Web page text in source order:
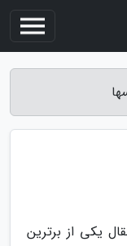
یکی از برترین